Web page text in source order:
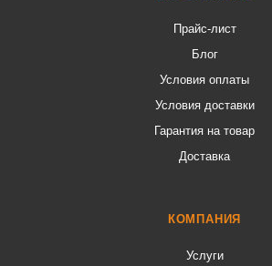
Прайс-лист
Блог
Условия оплаты
Условия доставки
Гарантия на товар
Доставка
КОМПАНИЯ
Услуги